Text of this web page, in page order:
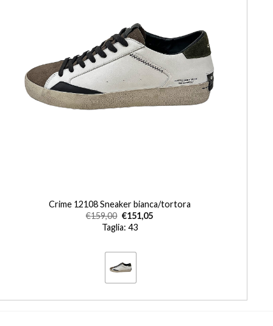
Crime 12108 Sneaker bianca/tortora
€159,00 €151,05
Taglia: 43